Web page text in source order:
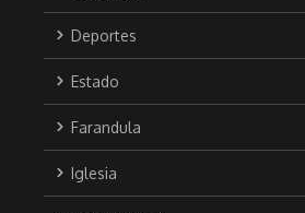
Deportes
Estado
Farandula
Iglesia